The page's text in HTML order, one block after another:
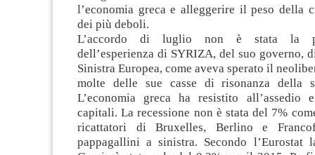
l’economia greca e alleggerire il peso della
dei più deboli.
L’accordo di luglio non è stata la
dell’esperienza di SYRIZA, del suo governo,
Sinistra Europea, come aveva sperato il
molte delle sue casse di risonanza della
L’economia greca ha resistito
capitali. La recessione non è stata del 7%
ricattatori di Bruxelles, Berlino e
pappagallini a sinistra. Secondo l’Eurostat